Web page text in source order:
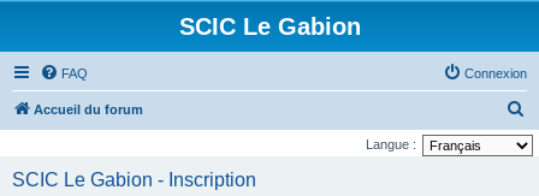
SCIC Le Gabion
FAQ Connexion
Accueil du forum
e
Langue :
SCIC Le Gabion - Inscription